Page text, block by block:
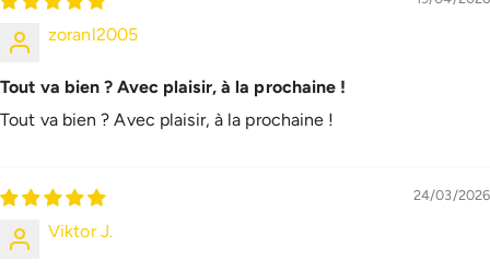
zoranl2005
Tout va bien ? Avec plaisir, à la prochaine !
Tout va bien ? Avec plaisir, à la prochaine !
24/03/2026
Viktor J.